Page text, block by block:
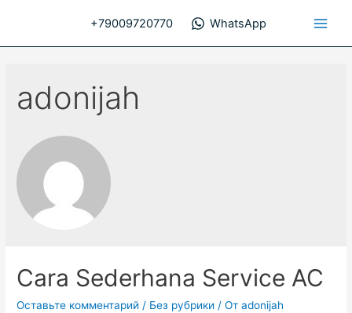
содержимому
+79009720770 WhatsApp
adonijah
Cara Sederhana Service AC
Оставьте комментарий / Без рубрики / От adonijah